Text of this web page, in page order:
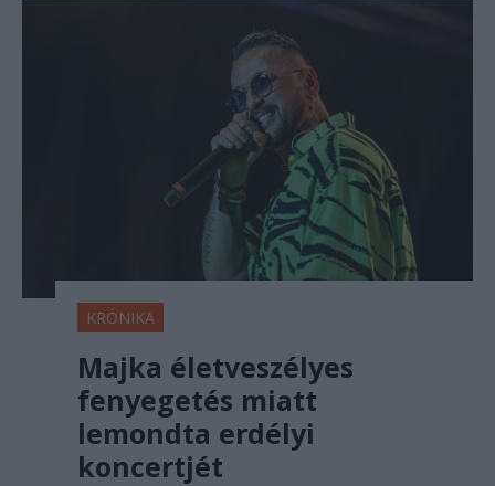
KRÓNIKA
Majka életveszélyes
fenyegetés miatt
lemondta erdélyi
koncertjét